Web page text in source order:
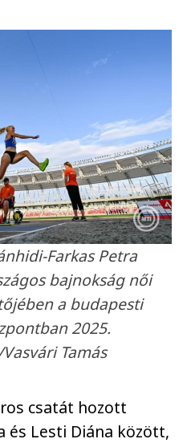
Farkas Petra
bajnokság női
a budapesti
2025.
Tamás
csatát hozott
és Lesti Diána között,